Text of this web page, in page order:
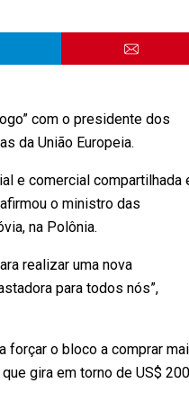
com o presidente dos
da União Europeia.
e comercial compartilhada
o ministro das
na Polônia.
realizar uma nova
para todos nós”,
forçar o bloco a comprar
gira em torno de US$ 200